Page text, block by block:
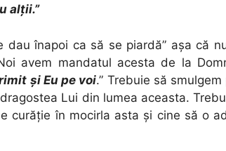
alţii.”
dau înapoi ca să se piardă” aşa că
avem mandatul acesta de la
şi Eu pe voi.” Trebuie să
Lui din lumea aceasta.
curăţie în mocirla asta şi cine să o